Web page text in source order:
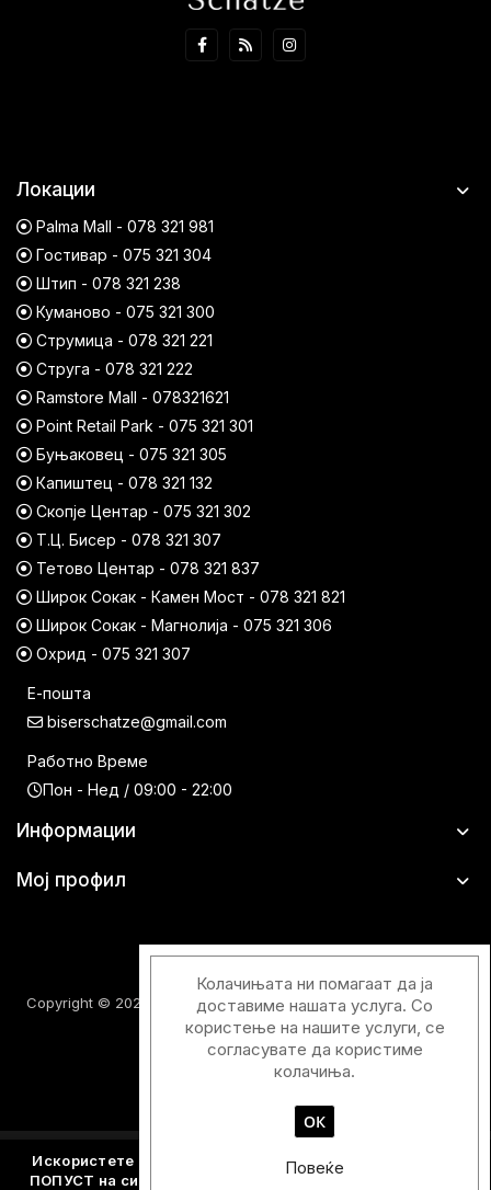
Локации
Palma Mall - 078 321 981
Гостивар - 075 321 304
Штип - 078 321 238
Куманово - 075 321 300
Струмица - 078 321 221
Струга - 078 321 222
Ramstore Mall - 078321621
Point Retail Park - 075 321 301
Буњаковец - 075 321 305
Капиштец - 078 321 132
Скопје Центар - 075 321 302
Т.Ц. Бисер - 078 321 307
Тетово Центар - 078 321 837
Широк Сокак - Камен Мост - 078 321 821
Широк Сокак - Магнолија - 075 321 306
Охрид - 075 321 307
Е-пошта
biserschatze@gmail.com
Работно Време
Пон - Нед / 09:00 - 22:00
Информации
Мој профил
Copyright © 2026 Шатци Парфимерии. Сите права задржани.
Designed & Developed with
Искористете го купонскиот код Y2026
ПОПУСТ на сите производите кои не се веќе намалени.
Колачињата ни помагаат да ја
доставиме нашата услуга. Со
користење на нашите услуги, се
согласувате да користиме
колачиња.
ОК
Повеќе